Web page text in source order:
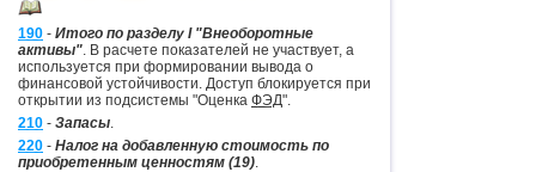
Следует учитывать, что утилита использует
для сохранения результатов расчетов и анализа.
190 - Итого по разделу I "Внеоборотные
активы". В расчете показателей не участвует, а
используется при формировании вывода о
финансовой устойчивости. Доступ блокируется при
открытии из подсистемы "Оценка ФЭД".
210 - Запасы.
220 - Налог на добавленную стоимость по
приобретенным ценностям (19).